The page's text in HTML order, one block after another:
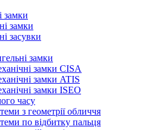
замки
замки
засувки
замки
замки CISA
замки ATIS
замки ISEO
часу
з геометрії обличчя
по відбитку пальця